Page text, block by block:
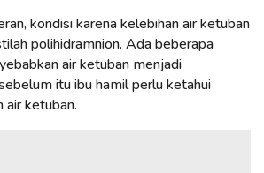
kondisi karena kelebihan air ketuban
polihidramnion. Ada beberapa
air ketuban menjadi
itu ibu hamil perlu ketahui
air ketuban.